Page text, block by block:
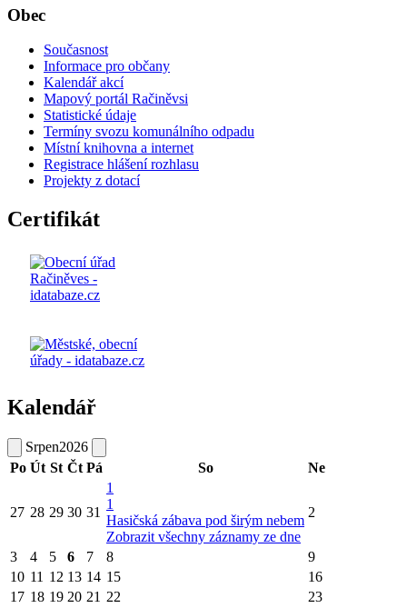
Obec
Současnost
Informace pro občany
Kalendář akcí
Mapový portál Račiněvsi
Statistické údaje
Termíny svozu komunálního odpadu
Místní knihovna a internet
Registrace hlášení rozhlasu
Projekty z dotací
Certifikát
Kalendář
Srpen2026
Po Út St Čt Pá So Ne
27 28 29 30 31
1
1
Hasičská zábava pod širým nebem
Zobrazit všechny záznamy ze dne
2
3 4 5 6 7 8
9
10 11 12 13 14 15
16
17 18 19 20 21 22
23